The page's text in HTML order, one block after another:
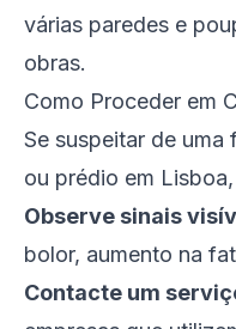
várias paredes e
obras.
Como Proceder em
Se suspeitar de uma
ou prédio em
Observe sinais
bolor, aumento na
Contacte um